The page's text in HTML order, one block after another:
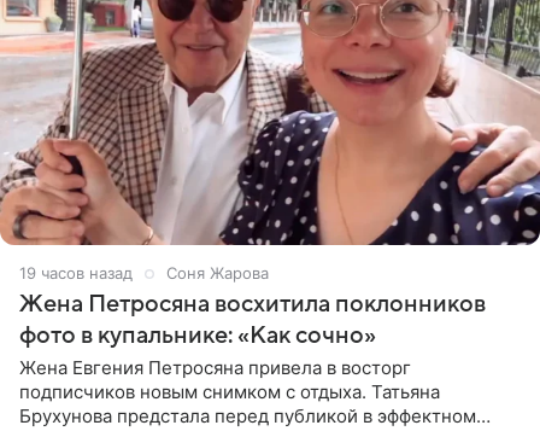
19 часов назад Соня Жарова
Жена Петросяна восхитила поклонников
фото в купальнике: «Как сочно»
Жена Евгения Петросяна привела в восторг
подписчиков новым снимком с отдыха. Татьяна
Брухунова предстала перед публикой в эффектном